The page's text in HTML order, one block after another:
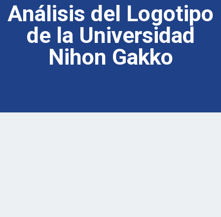
Análisis del Logotipo
de la Universidad
Nihon Gakko